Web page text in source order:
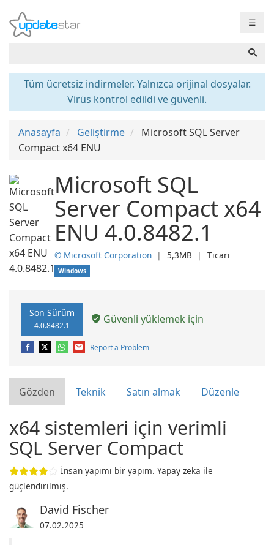
☰
Tüm ücretsiz indirmeler. Yalnızca orijinal dosyalar.
Virüs kontrol edildi ve güvenli.
Anasayfa Geliştirme
Microsoft SQL Server
Compact x64 ENU
Microsoft SQL
Server Compact x64
ENU 4.0.8482.1
© Microsoft Corporation ❘ 5,3MB ❘ Ticari
Windows
Son Sürüm
4.0.8482.1 Güvenli yüklemek için
Report a Problem
Gözden Teknik Satın almak Düzenle
x64 sistemleri için verimli
SQL Server Compact
İnsan yapımı bir yapım. Yapay zeka ile
güçlendirilmiş.
David Fischer
07.02.2025